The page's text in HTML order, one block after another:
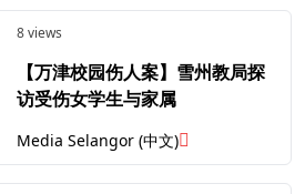
8 views
【万津校园伤人案】雪州教局探
访受伤女学生与家属
Media Selangor (中文)